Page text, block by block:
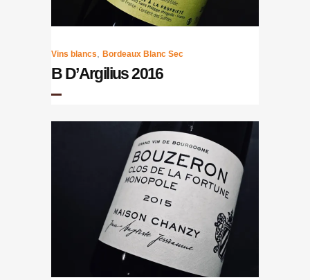
Vins blancs Bordeaux Blanc Sec
B D’Argilius 2016